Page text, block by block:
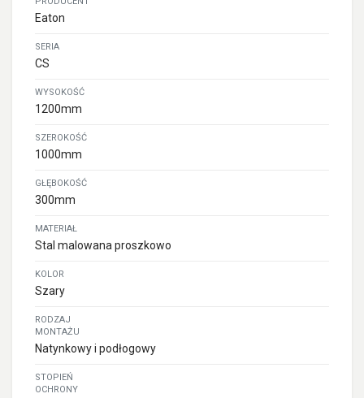
Eaton
SERIA
CS
WYSOKOŚĆ
1200mm
SZEROKOŚĆ
1000mm
GŁĘBOKOŚĆ
300mm
MATERIAŁ
Stal malowana proszkowo
KOLOR
Szary
RODZAJ
MONTAŻU
Natynkowy i podłogowy
STOPIEŃ
OCHRONY